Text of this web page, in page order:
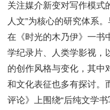
关注媒介新变对写作模式
人文”为核心的研究体系
在《时光的木乃伊》一书
学纪录片、人类学影视，
的创作风格与变化，其中
和文化表征也多有探讨。
评论》上围绕“后纯文学